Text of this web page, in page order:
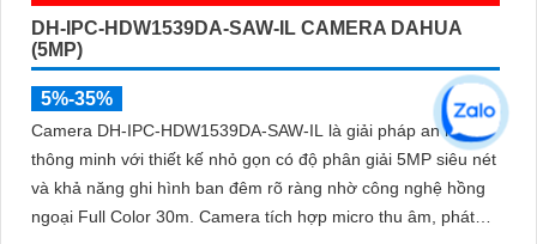
DH-IPC-HDW1539DA-SAW-IL CAMERA DAHUA
(5MP)
5%-35%
Camera DH-IPC-HDW1539DA-SAW-IL là giải pháp an ninh
thông minh với thiết kế nhỏ gọn có độ phân giải 5MP siêu nét
và khả năng ghi hình ban đêm rõ ràng nhờ công nghệ hồng
ngoại Full Color 30m. Camera tích hợp micro thu âm, phát